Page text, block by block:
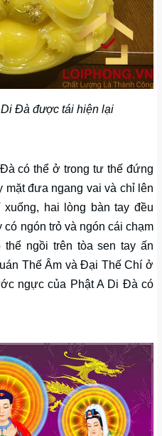
Đà được tái hiện lại
có thể ở trong tư thế đứng
mặt đưa ngang vai và chỉ lên
hai lòng bàn tay đều
ngón trỏ và ngón cái chạm
thể ngồi trên tòa sen tay ấn
Thế Âm và Đại Thế Chí ở
ngực của Phật A Di Đà có